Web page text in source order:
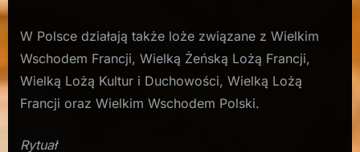
W Polsce działają także loże związane z Wielkim
Wschodem Francji, Wielką Żeńską Lożą Francji,
Wielką Lożą Kultur i Duchowości, Wielką Lożą
Francji oraz Wielkim Wschodem Polski.
Rytuał